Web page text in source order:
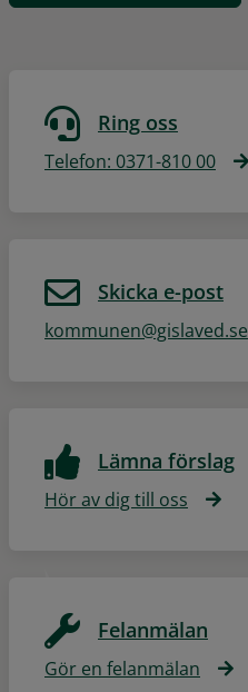
Ring oss
Telefon: 0371-810 00
Skicka e-post
kommunen@gislaved.se
Lämna förslag
Hör av dig till oss
Felanmälan
Gör en felanmälan